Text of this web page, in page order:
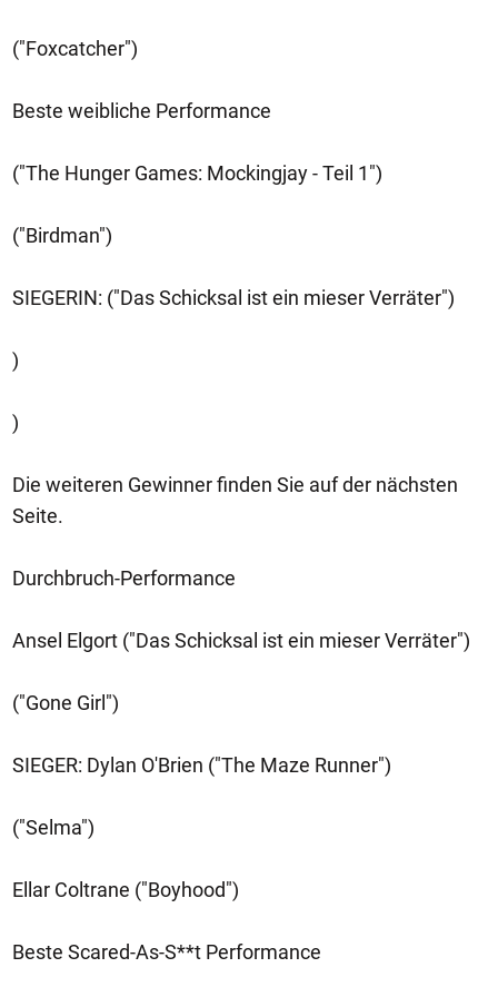
("Foxcatcher")
Beste weibliche Performance
("The Hunger Games: Mockingjay - Teil 1")
("Birdman")
SIEGERIN: ("Das Schicksal ist ein mieser Verräter")
)
)
Die weiteren Gewinner finden Sie auf der nächsten
Seite.
Durchbruch-Performance
Ansel Elgort ("Das Schicksal ist ein mieser Verräter")
("Gone Girl")
SIEGER: Dylan O'Brien ("The Maze Runner")
("Selma")
Ellar Coltrane ("Boyhood")
Beste Scared-As-S**t Performance